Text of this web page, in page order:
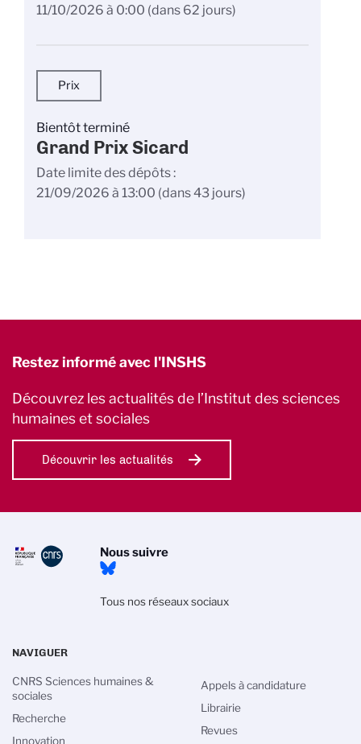
11/10/2026 à 0:00 (dans 62 jours)
Prix
Bientôt terminé
Grand Prix Sicard
Date limite des dépôts
21/09/2026 à 13:00 (dans 43 jours)
Restez informé avec l'INSHS
Découvrez les actualités de l’Institut des sciences
humaines et sociales
Découvrir les actualités
Nous suivre
Tous nos réseaux sociaux
NAVIGUER
CNRS Sciences humaines &
sociales
Recherche
Innovation
Appels à candidature
Librairie
Revues